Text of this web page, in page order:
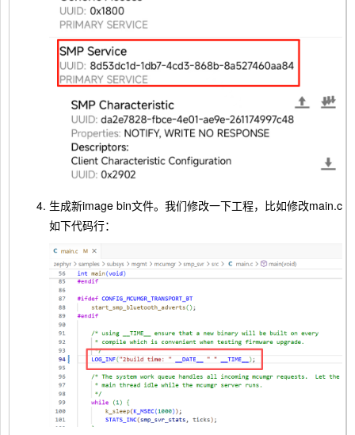
生成新image bin文件。我们修改一下工程，比如修改main.c
如下代码行：